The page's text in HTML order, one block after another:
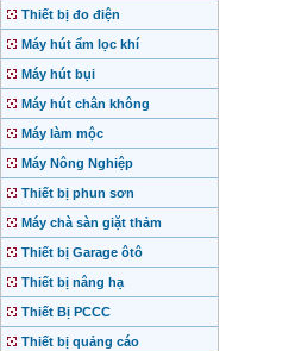
Thiết bị đo điện
Máy hút ẩm lọc khí
Máy hút bụi
Máy hút chân không
Máy làm mộc
Máy Nông Nghiệp
Thiết bị phun sơn
Máy chà sàn giặt thảm
Thiết bị Garage ôtô
Thiết bị nâng hạ
Thiết Bị PCCC
Thiết bị quảng cáo